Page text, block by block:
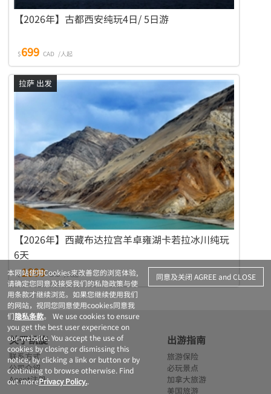
【2026年】古都西安纯玩4日/ 5日游
$699 CAD /人起
拉萨 出发
【2026年】西藏布达拉宫羊卓雍湖卡若拉冰川纯玩
6天
$1899 CAD /人起 同意及关闭 AGREE and CLOSE
本网站使用Cookies来改善您的浏览体验,
请确定您同意及接受我们的私隐政策与使
用条款才继续浏览。如果您继续使用我们
的网站，视同您同意使用cookies同意我
们隐私条款。 We use cookies to ensure
you get the best user experience on
our website. You accept the use of
cookies by closing or dismissing this
notice, by clicking a link or button or by
continuing to browse otherwise. Find
out morePrivacy Policy..
关于凯旋
联系方式
公司介绍
Agent注册
出游指南
旅游保险
必玩景点
加拿大旅游
美国旅游